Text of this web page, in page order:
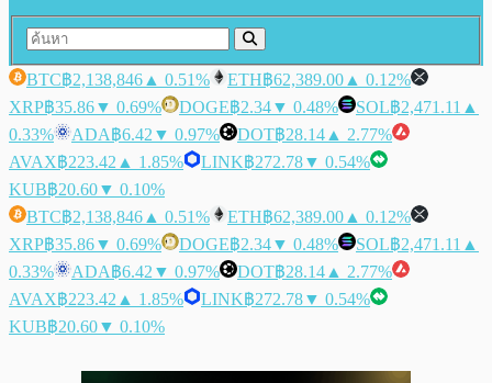
BTC฿2,138,846 ▲ 0.51% ETH฿62,389.00 ▲ 0.12%
XRP฿35.86▼ 0.69% DOGE฿2.34▼ 0.48% SOL฿2,471.11 ▲
0.33%
ADA฿6.42 ▼ 0.97% DOT฿28.14 ▲ 2.77%
AVAX฿223.42 ▲ 1.85% LINK฿272.78▼ 0.54%
KUB฿20.60▼ 0.10%
BTC฿2,138,846 ▲ 0.51% ETH฿62,389.00 ▲ 0.12%
XRP฿35.86▼ 0.69% DOGE฿2.34▼ 0.48% SOL฿2,471.11 ▲
0.33%
ADA฿6.42 ▼ 0.97% DOT฿28.14 ▲ 2.77%
AVAX฿223.42 ▲ 1.85% LINK฿272.78▼ 0.54%
KUB฿20.60▼ 0.10%